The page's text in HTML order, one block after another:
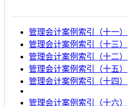
管理会计案例索引（十一）
管理会计案例索引（十三）
管理会计案例索引（十二）
管理会计案例索引（十五）
管理会计案例索引（十四）
管理会计案例索引（十六）